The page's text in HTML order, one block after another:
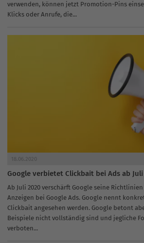
verwenden, können jetzt Promotion-Pins
Klicks oder Anrufe, die...
18.06.2020
Google verbietet Clickbait bei Ads ab Juli
Ab Juli 2020 verschärft Google seine
Anzeigen bei Google Ads. Google nennt
Clickbait angesehen werden. Google betont
Beispiele nicht vollständig sind und jegliche
verboten...